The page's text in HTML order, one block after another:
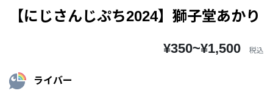
【にじさんじぷち2024】獅子堂あかり
¥350~¥1,500 税込
ライバー